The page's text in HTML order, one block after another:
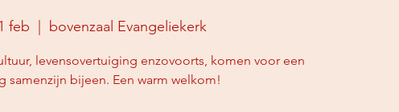
feb bovenzaal Evangeliekerk
levensovertuiging enzovoorts, komen voor een
samenzijn bijeen. Een warm welkom!